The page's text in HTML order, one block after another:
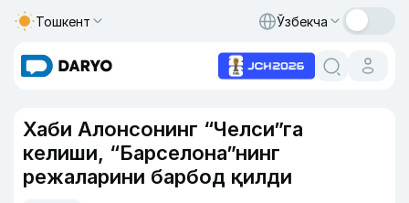
Тошкент Ўзбекча
Хаби Алонсонинг “Челси”га
келиши, “Барселона”нинг
режаларини барбод қилди